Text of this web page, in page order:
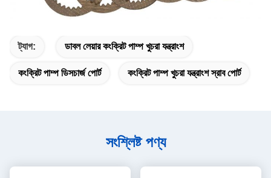
ট্যাগ: ডাবল লেয়ার কংক্রিট পাম্প খুচরা যন্ত্রাংশ
কংক্রিট পাম্প ডিসচার্জ পোর্ট কংক্রিট পাম্প খুচরা যন্ত্রাংশ স্রাব পোর্ট
সংশ্লিষ্ট পণ্য